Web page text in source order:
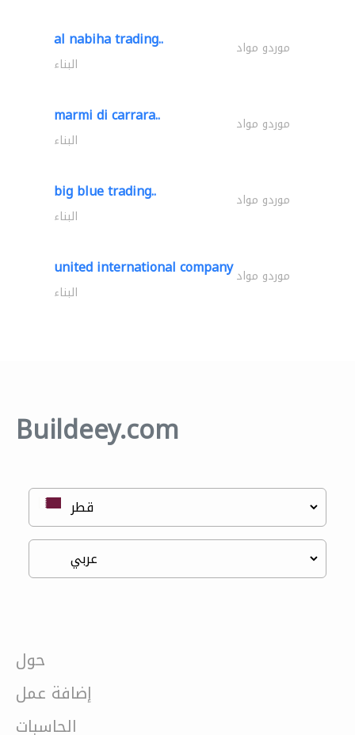
al nabiha trading.. موردو مواد
البناء
marmi di carrara.. موردو مواد
البناء
big blue trading.. موردو مواد
البناء
united international companyموردو مواد
البناء
Buildeey.com
حول
إضافة عمل
الحاسبات